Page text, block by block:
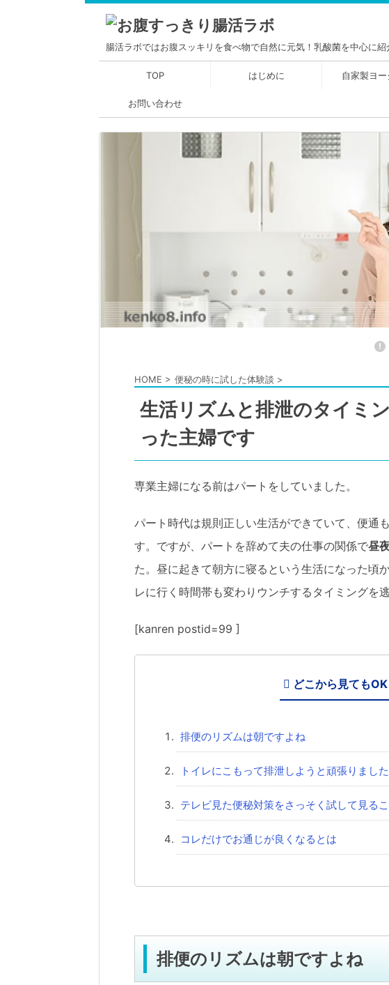
腸活ラボではお腹スッキリを食べ物で自然に元気！乳酸菌を中心に紹
TOP はじめに 自家製ヨー
お問い合わせ
!
HOME > 便秘の時に試した体験談 >
生活リズムと排泄のタイミ
った主婦です
専業主婦になる前はパートをしていました。
パート時代は規則正しい生活ができていて、便通
す。ですが、パートを辞めて夫の仕事の関係で昼
た。昼に起きて朝方に寝るという生活になった頃
レに行く時間帯も変わりウンチするタイミングを逃
[kanren postid=99 ]
どこから見てもOK
排便のリズムは朝ですよね
トイレにこもって排泄しようと頑張りました
テレビ見た便秘対策をさっそく試して見る
コレだけでお通じが良くなるとは
排便のリズムは朝ですよね